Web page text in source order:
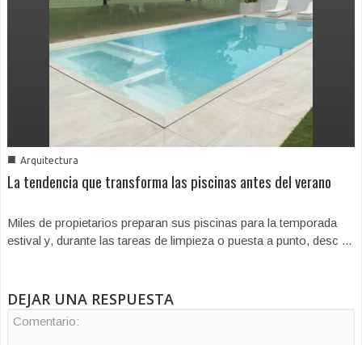
■ Arquitectura
La tendencia que transforma las piscinas antes del verano
Miles de propietarios preparan sus piscinas para la temporada
estival y, durante las tareas de limpieza o puesta a punto, desc ...
DEJAR UNA RESPUESTA